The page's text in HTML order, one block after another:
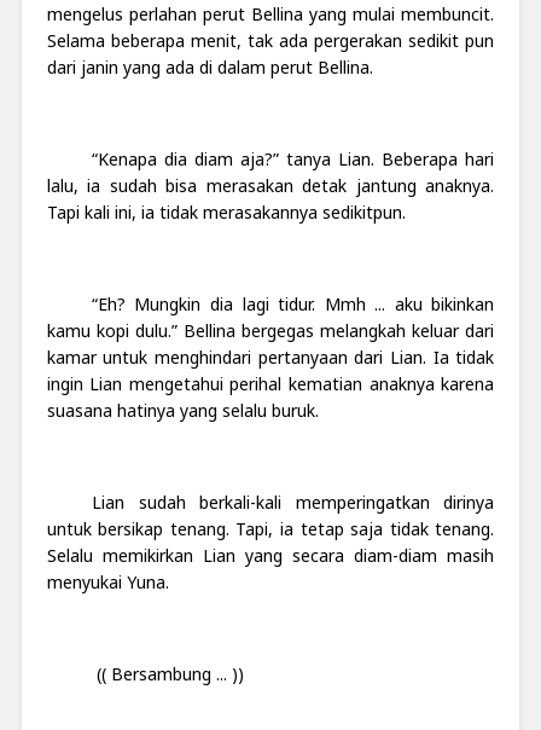
mengelus perlahan perut Bellina yang mulai membuncit.
Selama beberapa menit, tak ada pergerakan sedikit pun
dari janin yang ada di dalam perut Bellina.
“Kenapa dia diam aja?” tanya Lian. Beberapa hari
lalu, ia sudah bisa merasakan detak jantung anaknya.
Tapi kali ini, ia tidak merasakannya sedikitpun.
“Eh? Mungkin dia lagi tidur. Mmh ... aku bikinkan
kamu kopi dulu.” Bellina bergegas melangkah keluar dari
kamar untuk menghindari pertanyaan dari Lian. Ia tidak
ingin Lian mengetahui perihal kematian anaknya karena
suasana hatinya yang selalu buruk.
Lian sudah berkali-kali memperingatkan dirinya
untuk bersikap tenang. Tapi, ia tetap saja tidak tenang.
Selalu memikirkan Lian yang secara diam-diam masih
menyukai Yuna.
(( Bersambung ... ))